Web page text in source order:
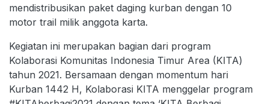
mendistribusikan paket daging kurban dengan 10
motor trail milik anggota karta.
Kegiatan ini merupakan bagian dari program
Kolaborasi Komunitas Indonesia Timur Area (KITA)
tahun 2021. Bersamaan dengan momentum hari
Kurban 1442 H, Kolaborasi KITA menggelar program